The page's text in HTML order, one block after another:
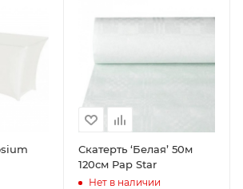
Скатерть ‘Белая’ 50м
120см Pap Star
Нет в наличии